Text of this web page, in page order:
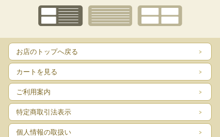
お店のトップへ戻る
カートを見る
ご利用案内
特定商取引法表示
個人情報の取扱い